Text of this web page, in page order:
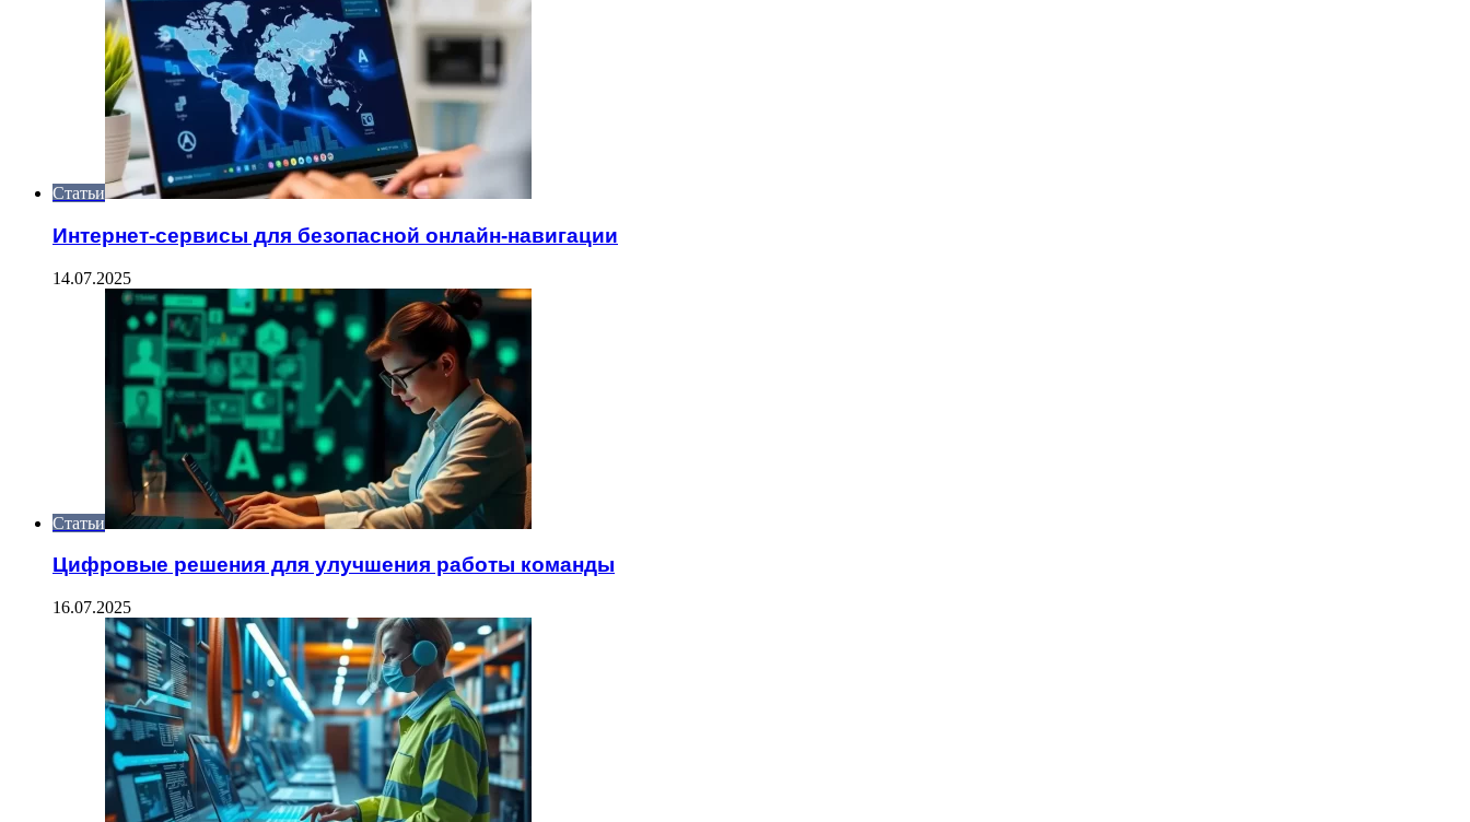
Статьи
Интернет-сервисы для безопасной онлайн-навигации
14.07.2025
Статьи
Цифровые решения для улучшения работы команды
16.07.2025